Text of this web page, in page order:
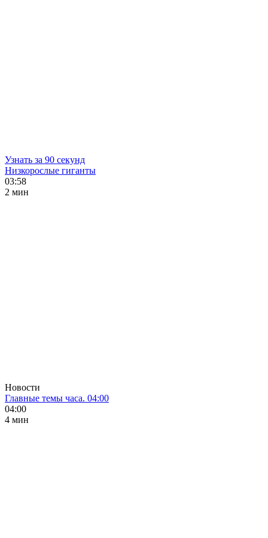
Узнать за 90 секунд
Низкорослые гиганты
03:58
2 мин
Новости
Главные темы часа. 04:00
04:00
4 мин